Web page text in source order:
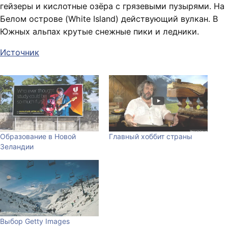
гейзеры и кислотные озёра с грязевыми пузырями. На
Белом острове (White Island) действующий вулкан. В
Южных альпах крутые снежные пики и ледники.
Источник
Образование в Новой
Зеландии
Главный хоббит страны
Выбор Getty Images